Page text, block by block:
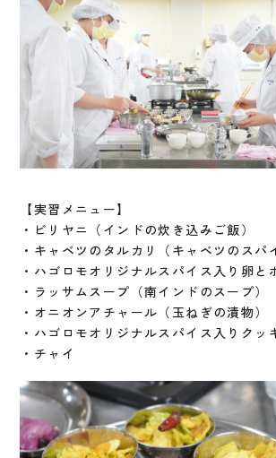
【実習メニュー】
・ビリヤニ（インドの炊き込みご飯）
・キャベツのタルカリ（キャベツのスパ
・ハゴロモオリジナルスパイス入り卵と
・ラッサムスープ（南インドのスープ）
・オニオンアチャール（玉ねぎの漬物）
・ハゴロモオリジナルスパイス入りクッ
・チャイ